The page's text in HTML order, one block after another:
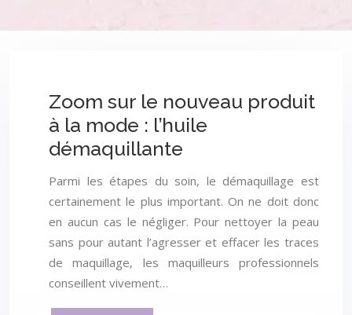
Zoom sur le nouveau produit
à la mode : l’huile
démaquillante
Parmi les étapes du soin, le démaquillage est
certainement le plus important. On ne doit donc
en aucun cas le négliger. Pour nettoyer la peau
sans pour autant l’agresser et effacer les traces
de maquillage, les maquilleurs professionnels
conseillent vivement…